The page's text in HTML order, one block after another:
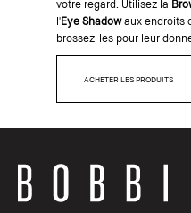
votre regard. Utilisez la
l'Eye Shadowaux endroits
brossez-les pour leur
ACHETER LES PRODUITS